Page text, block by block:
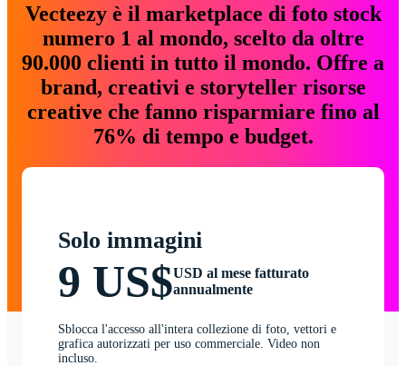
Vecteezy è il marketplace di foto stock
numero 1 al mondo, scelto da oltre
90.000 clienti in tutto il mondo. Offre a
brand, creativi e storyteller risorse
creative che fanno risparmiare fino al
76% di tempo e budget.
Solo immagini
9 US$USD al mese fatturato
annualmente
Sblocca l'accesso all'intera collezione di foto, vettori e
grafica autorizzati per uso commerciale. Video non
incluso.